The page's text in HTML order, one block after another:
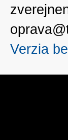
Verzia